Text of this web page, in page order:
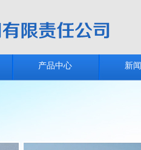
产品中心 新